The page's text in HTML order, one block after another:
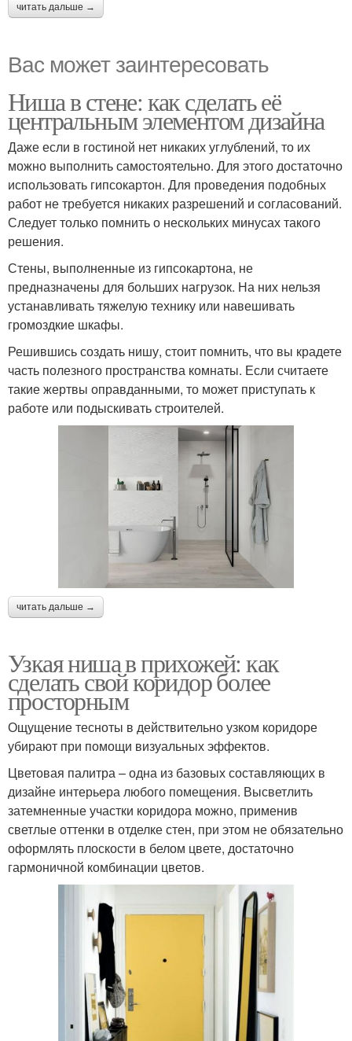
читать дальше →
Вас может заинтересовать
Ниша в стене: как сделать её
центральным элементом дизайна
Даже если в гостиной нет никаких углублений, то их
можно выполнить самостоятельно. Для этого достаточно
использовать гипсокартон. Для проведения подобных
работ не требуется никаких разрешений и согласований.
Следует только помнить о нескольких минусах такого
решения.
Стены, выполненные из гипсокартона, не
предназначены для больших нагрузок. На них нельзя
устанавливать тяжелую технику или навешивать
громоздкие шкафы.
Решившись создать нишу, стоит помнить, что вы крадете
часть полезного пространства комнаты. Если считаете
такие жертвы оправданными, то может приступать к
работе или подыскивать строителей.
читать дальше →
Узкая ниша в прихожей: как
сделать свой коридор более
просторным
Ощущение тесноты в действительно узком коридоре
убирают при помощи визуальных эффектов.
Цветовая палитра – одна из базовых составляющих в
дизайне интерьера любого помещения. Высветлить
затемненные участки коридора можно, применив
светлые оттенки в отделке стен, при этом не обязательно
оформлять плоскости в белом цвете, достаточно
гармоничной комбинации цветов.